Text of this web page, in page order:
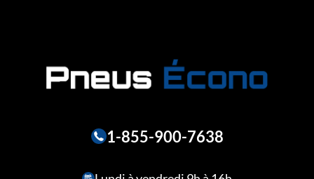
1-855-900-7638